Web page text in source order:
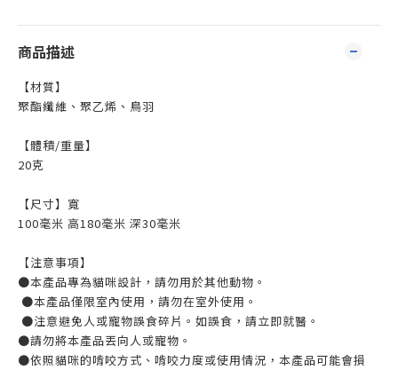
商品描述
【材質】
聚酯纖維、聚乙烯、鳥羽
【體積/重量】
20克
【尺寸】寬
100毫米 高180毫米 深30毫米
【注意事項】
●本產品專為貓咪設計，請勿用於其他動物。
●本產品僅限室內使用，請勿在室外使用。
●注意避免人或寵物誤食碎片。如誤食，請立即就醫。
●請勿將本產品丟向人或寵物。
●依照貓咪的啃咬方式、啃咬力度或使用情況，本產品可能會損